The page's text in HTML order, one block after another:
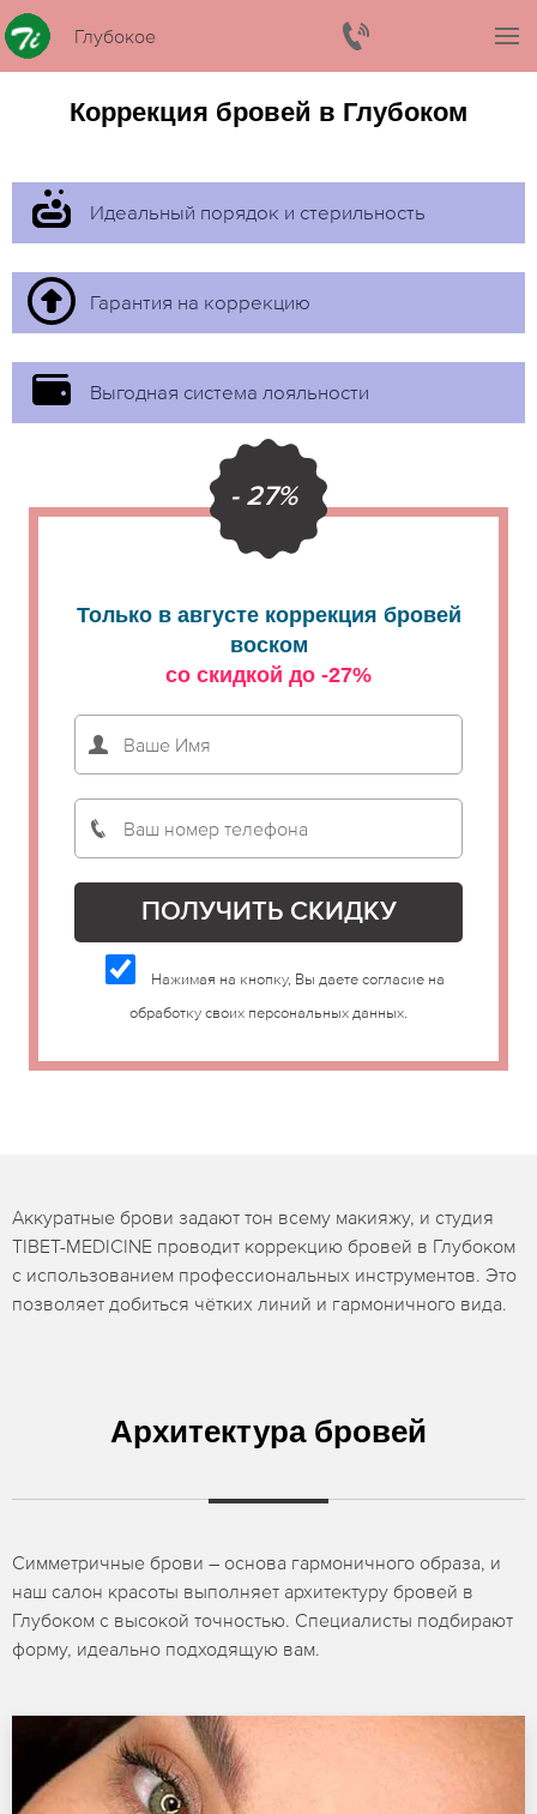
Глубокое
Коррекция бровей в Глубоком
Идеальный порядок и стерильность
Гарантия на коррекцию
Выгодная система лояльности
- 27%
Только в августе коррекция бровей
воском
со скидкой до -27%
Нажимая на кнопку, Вы даете согласие на
обработку своих персональных данных.
Аккуратные брови задают тон всему макияжу, и студия
TIBET-MEDICINE проводит коррекцию бровей в Глубоком
с использованием профессиональных инструментов. Это
позволяет добиться чётких линий и гармоничного вида.
Архитектура бровей
Симметричные брови – основа гармоничного образа, и
наш салон красоты выполняет архитектуру бровей в
Глубоком с высокой точностью. Специалисты подбирают
форму, идеально подходящую вам.